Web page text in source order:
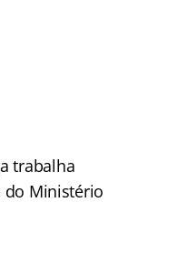
trabalha
do Ministério